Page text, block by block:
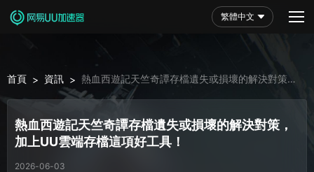
繁體中文
首頁 > 資訊 > 熱血西遊記天竺奇譚存檔遺失或損壞的解決對策，
加上UU雲端存檔這項好工具！
熱血西遊記天竺奇譚存檔遺失或損壞的解決對策，
加上UU雲端存檔這項好工具！
2026-06-03